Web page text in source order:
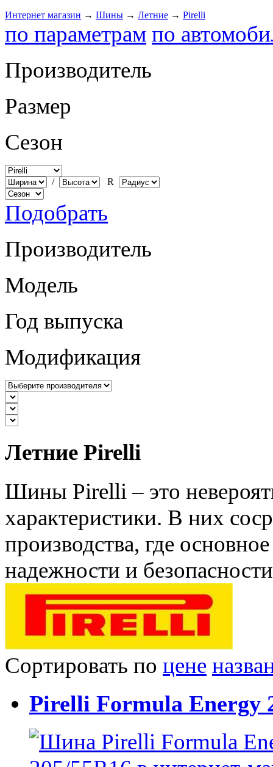
Интернет магазин → Шины → Летние → Pirelli
по параметрам по
Производитель
Размер
Сезон
/ R
Подобрать
Производитель
Модель
Год выпуска
Модификация
Летние Pirelli
Шины Pirelli – это
характеристики. В них
производства, где
надежности и
Сортировать по цене
Pirelli Formula Energy